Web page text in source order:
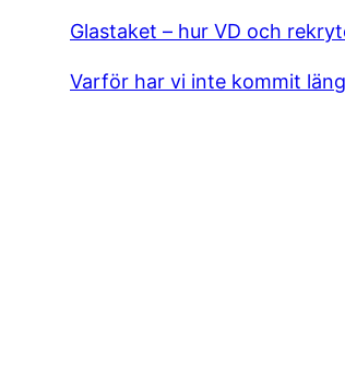
o
k
Glastaket – hur VD och
Varför har vi inte kommit